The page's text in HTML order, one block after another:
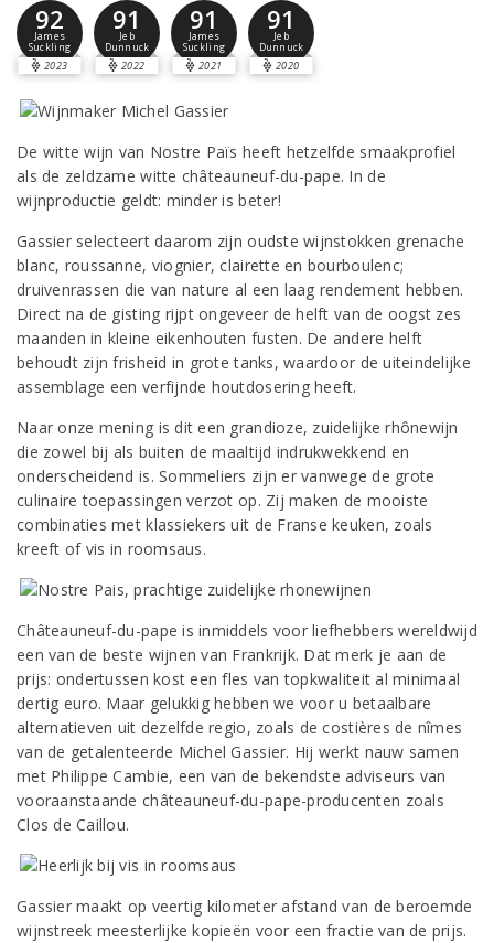
92
James
Suckling
2023
91
Jeb
Dunnuck
2022
91
James
Suckling
2021
91
Jeb
Dunnuck
2020
De witte wijn van Nostre Païs heeft hetzelfde smaakprofiel
als de zeldzame witte châteauneuf-du-pape. In de
wijnproductie geldt: minder is beter!
Gassier selecteert daarom zijn oudste wijnstokken grenache
blanc, roussanne, viognier, clairette en bourboulenc;
druivenrassen die van nature al een laag rendement hebben.
Direct na de gisting rijpt ongeveer de helft van de oogst zes
maanden in kleine eikenhouten fusten. De andere helft
behoudt zijn frisheid in grote tanks, waardoor de uiteindelijke
assemblage een verfijnde houtdosering heeft.
Naar onze mening is dit een grandioze, zuidelijke rhônewijn
die zowel bij als buiten de maaltijd indrukwekkend en
onderscheidend is. Sommeliers zijn er vanwege de grote
culinaire toepassingen verzot op. Zij maken de mooiste
combinaties met klassiekers uit de Franse keuken, zoals
kreeft of vis in roomsaus.
Châteauneuf-du-pape is inmiddels voor liefhebbers wereldwijd
een van de beste wijnen van Frankrijk. Dat merk je aan de
prijs: ondertussen kost een fles van topkwaliteit al minimaal
dertig euro. Maar gelukkig hebben we voor u betaalbare
alternatieven uit dezelfde regio, zoals de costières de nîmes
van de getalenteerde Michel Gassier. Hij werkt nauw samen
met Philippe Cambie, een van de bekendste adviseurs van
vooraanstaande châteauneuf-du-pape-producenten zoals
Clos de Caillou.
Gassier maakt op veertig kilometer afstand van de beroemde
wijnstreek meesterlijke kopieën voor een fractie van de prijs.